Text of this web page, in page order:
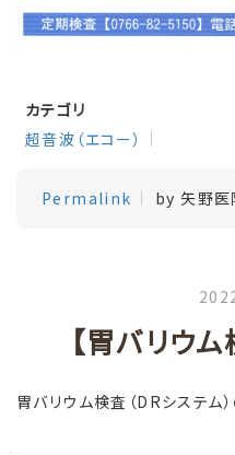
カテゴリ
超音波（エコー）
Permalink by 矢野医
【胃バリウ
胃バリウム検査（DRシステム